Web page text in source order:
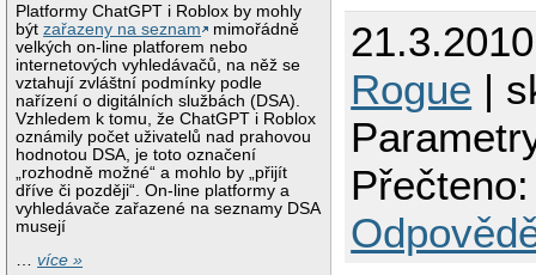
Platformy ChatGPT i Roblox by mohly
býtzařazeny na seznam
mimořádně
velkých on-line platforem nebo
internetových vyhledávačů, na něž se
vztahují zvláštní podmínky podle
nařízení o digitálních službách (DSA).
Vzhledem k tomu, že ChatGPT i Roblox
oznámily počet uživatelů nad prahovou
hodnotou DSA, je toto označení
„rozhodně možné“ a mohlo by „přijít
dříve či později“. On-line platformy a
vyhledávače zařazené na seznamy DSA
musejí
…více »
Rogue |